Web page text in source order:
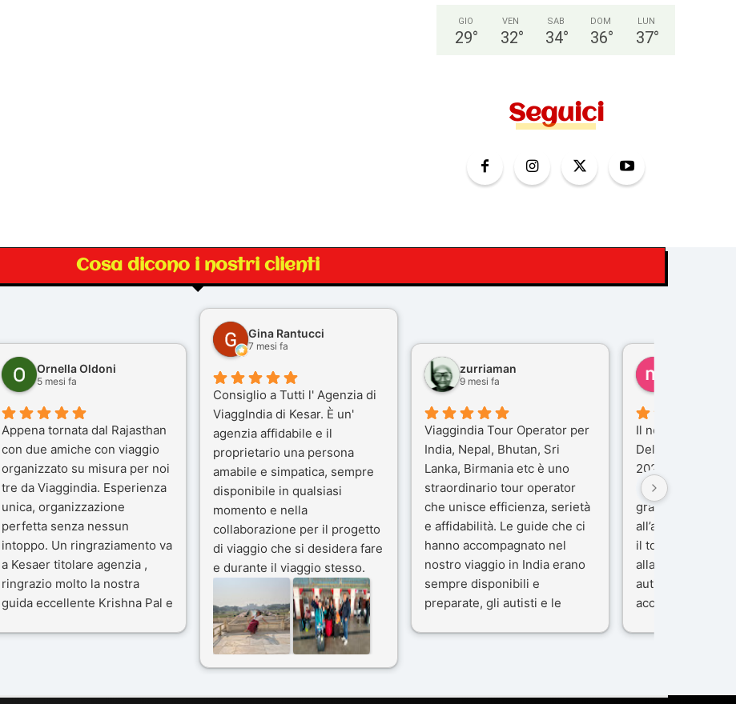
GIO
29°
VEN
32°
SAB
34°
DOM
36°
LUN
37°
Seguici
Cosa dicono i nostri clienti
Ornella Oldoni
5 mesi fa
Appena tornata dal Rajasthan
con due amiche con viaggio
organizzato su misura per noi
tre da Viaggindia. Esperienza
unica, organizzazione
perfetta senza nessun
intoppo. Un ringraziamento va
a Kesaer titolare agenzia ,
ringrazio molto la nostra
guida eccellente Krishna Pal e
consiglio questa agenzia
Gina Rantucci
7 mesi fa
Consiglio a Tutti l' Agenzia di
ViaggIndia di Kesar. È un'
agenzia affidabile e il
proprietario una persona
amabile e simpatica, sempre
disponibile in qualsiasi
momento e nella
collaborazione per il progetto
di viaggio che si desidera fare
e durante il viaggio stesso.
Siamo stati 3 settimane in
India a novembre 2025, 5
amici e il viaggio alla scoperta
del Rajasthan e Varanasi è
stato bellissimo: grazie alla
zurriaman
9 mesi fa
Viaggindia Tour Operator per
India, Nepal, Bhutan, Sri
Lanka, Birmania etc è uno
straordinario tour operator
che unisce efficienza, serietà
e affidabilità. Le guide che ci
hanno accompagnato nel
nostro viaggio in India erano
sempre disponibili e
preparate, gli autisti e le
livello e di grande
Il nostro viaggio
Delhi e Varanasi
2025), è stata
che porteremo
gran parte del
all’agenzia che
il tour con cura e
alla nostra guida
autista che ci
accompagnati
L’organizzazione